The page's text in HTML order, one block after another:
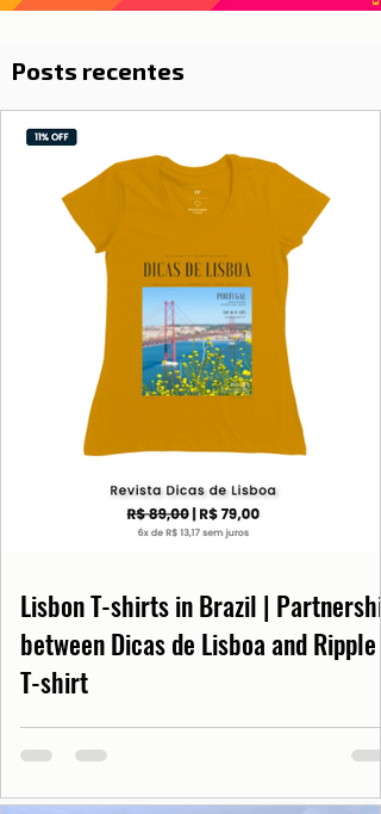
Posts recentes
Lisbon T-shirts in Brazil | Partnership
between Dicas de Lisboa and Ripple
T-shirt